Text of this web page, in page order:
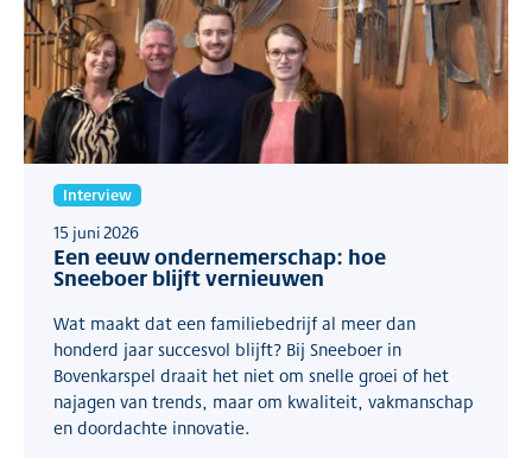
Interview
15 juni 2026
Een eeuw ondernemerschap: hoe
Sneeboer blijft vernieuwen
Wat maakt dat een familiebedrijf al meer dan
honderd jaar succesvol blijft? Bij Sneeboer in
Bovenkarspel draait het niet om snelle groei of het
najagen van trends, maar om kwaliteit, vakmanschap
en doordachte innovatie.